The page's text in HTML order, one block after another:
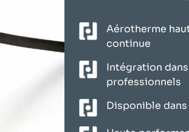
Aérotherme
continue
Intégration
professionnels
Disponible